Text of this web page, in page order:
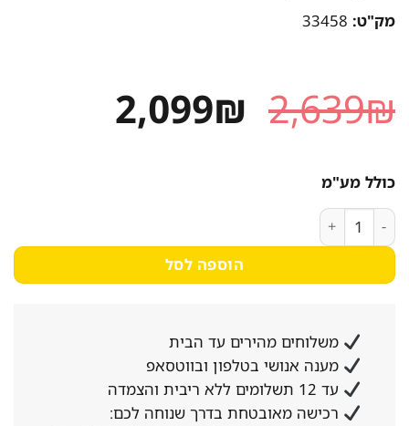
מק"ט:33458
2,639₪ המחיר
המקורי
2,099₪ המחיר
כולל מע"מ
כמות של מייבש כביסה פתח חזית ELECTROLUX אלקטרולוקס EW6C5852CM
הוספה לסל
משלוחים מהירים עד הבית
מענה אנושי בטלפון ובווטסאפ
עד 12 תשלומים ללא ריבית והצמדה
רכישה מאובטחת בדרך שנוחה לכם: